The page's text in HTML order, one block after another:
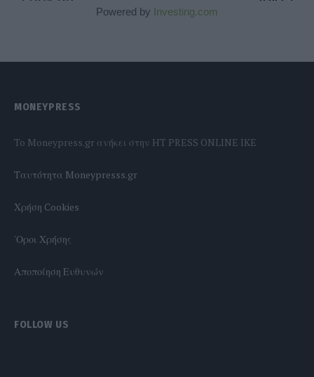
Powered by Investing.com
MONEYPRESS
To Moneypress.gr ανήκει στην HT PRESS ONLINE IKE
Tαυτότητα Moneypresss.gr
Χρήση Cookies
'Οροι Χρήσης
Αποποίηση Ευθυνών
FOLLOW US